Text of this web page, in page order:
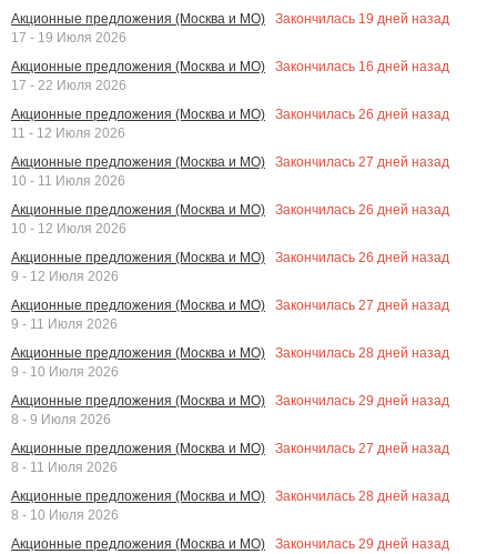
Акционные предложения (Москва и МО)
Закончилась 19 дней назад
17 - 19 Июля 2026
Акционные предложения (Москва и МО)
Закончилась 16 дней назад
17 - 22 Июля 2026
Акционные предложения (Москва и МО)
Закончилась 26 дней назад
11 - 12 Июля 2026
Акционные предложения (Москва и МО)
Закончилась 27 дней назад
10 - 11 Июля 2026
Акционные предложения (Москва и МО)
Закончилась 26 дней назад
10 - 12 Июля 2026
Акционные предложения (Москва и МО)
Закончилась 26 дней назад
9 - 12 Июля 2026
Акционные предложения (Москва и МО)
Закончилась 27 дней назад
9 - 11 Июля 2026
Акционные предложения (Москва и МО)
Закончилась 28 дней назад
9 - 10 Июля 2026
Акционные предложения (Москва и МО)
Закончилась 29 дней назад
8 - 9 Июля 2026
Акционные предложения (Москва и МО)
Закончилась 27 дней назад
8 - 11 Июля 2026
Акционные предложения (Москва и МО)
Закончилась 28 дней назад
8 - 10 Июля 2026
Акционные предложения (Москва и МО)
Закончилась 29 дней назад